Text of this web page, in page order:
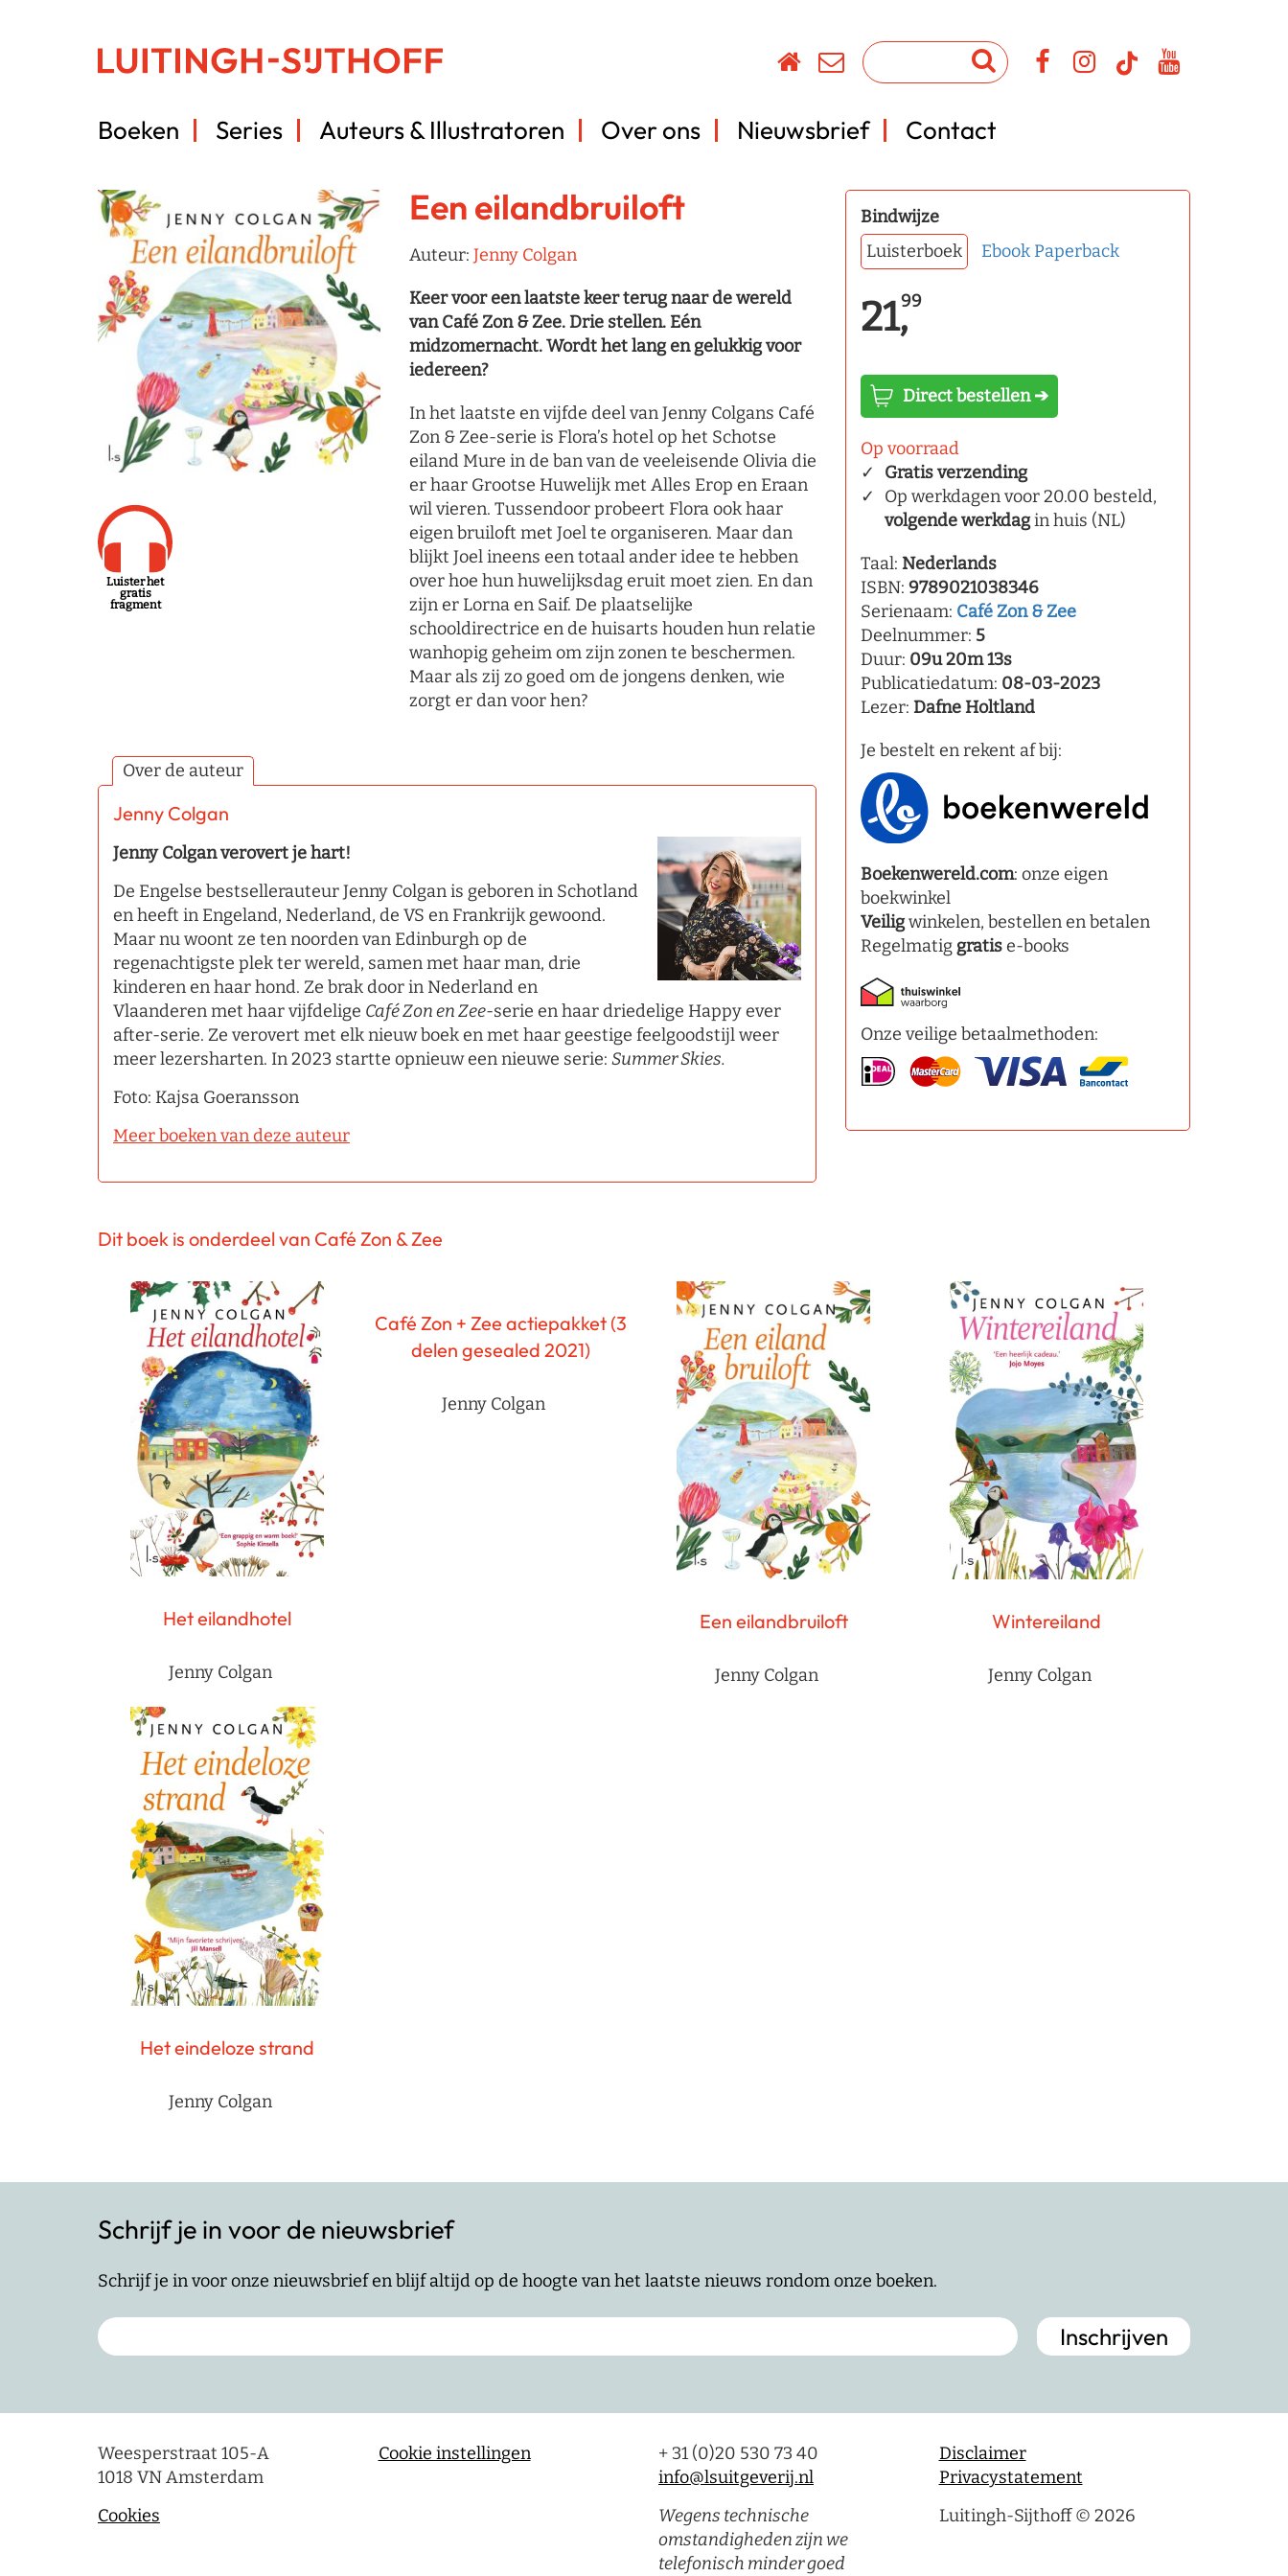
Boeken Series Auteurs & Illustratoren Over ons Nieuwsbrief Contact
Luister het
gratis
fragment
Een eilandbruiloft
Auteur: Jenny Colgan
Keer voor een laatste keer terug naar de wereld
van Café Zon & Zee. Drie stellen. Eén
midzomernacht. Wordt het lang en gelukkig voor
iedereen?
In het laatste en vijfde deel van Jenny Colgans Café
Zon & Zee-serie is Flora’s hotel op het Schotse
eiland Mure in de ban van de veeleisende Olivia die
er haar Grootse Huwelijk met Alles Erop en Eraan
wil vieren. Tussendoor probeert Flora ook haar
eigen bruiloft met Joel te organiseren. Maar dan
blijkt Joel ineens een totaal ander idee te hebben
over hoe hun huwelijksdag eruit moet zien. En dan
zijn er Lorna en Saif. De plaatselijke
schooldirectrice en de huisarts houden hun relatie
wanhopig geheim om zijn zonen te beschermen.
Maar als zij zo goed om de jongens denken, wie
zorgt er dan voor hen?
Over de auteur
Jenny Colgan
Jenny Colgan verovert je hart!
De Engelse bestsellerauteur Jenny Colgan is geboren in Schotland
en heeft in Engeland, Nederland, de VS en Frankrijk gewoond.
Maar nu woont ze ten noorden van Edinburgh op de
regenachtigste plek ter wereld, samen met haar man, drie
kinderen en haar hond. Ze brak door in Nederland en
Vlaanderen met haar vijfdelige Café Zon en Zee-serie en haar driedelige Happy ever
after-serie. Ze verovert met elk nieuw boek en met haar geestige feelgoodstijl weer
meer lezersharten. In 2023 startte opnieuw een nieuwe serie: Summer Skies.
Foto: Kajsa Goeransson
Meer boeken van deze auteur
Bindwijze
Luisterboek
Ebook Paperback
21,99
Direct bestellen ➔
Op voorraad
Gratis verzending
Op werkdagen voor 20.00 besteld,
volgende werkdagin huis (NL)
Taal: Nederlands
ISBN: 9789021038346
Serienaam: Café Zon & Zee
Deelnummer: 5
Duur: 09u 20m 13s
Publicatiedatum: 08-03-2023
Lezer: Dafne Holtland
Je bestelt en rekent af bij:
Boekenwereld.com: onze eigen
boekwinkel
Veiligwinkelen, bestellen en betalen
Regelmatig gratise-books
Onze veilige betaalmethoden:
Dit boek is onderdeel van Café Zon & Zee
Het eilandhotel
Jenny Colgan
Café Zon + Zee actiepakket (3
delen gesealed 2021)
Jenny Colgan
Een eilandbruiloft
Jenny Colgan
Wintereiland
Jenny Colgan
Het eindeloze strand
Jenny Colgan
Schrijf je in voor de nieuwsbrief
Schrijf je in voor onze nieuwsbrief en blijf altijd op de hoogte van het laatste nieuws rondom onze boeken.
Weesperstraat 105-A
1018 VN Amsterdam
Cookies
Cookie instellingen
+ 31 (0)20 530 73 40
info@lsuitgeverij.nl
Wegens technische
omstandigheden zijn we
telefonisch minder goed
Disclaimer
Privacystatement
Luitingh-Sijthoff © 2026